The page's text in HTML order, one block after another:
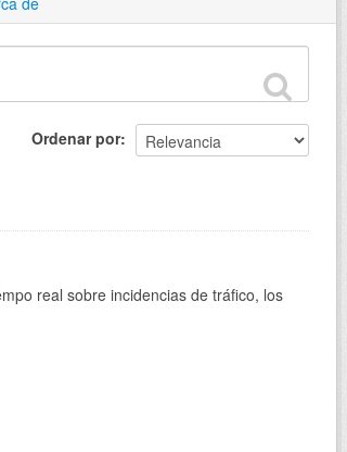
Ordenar por
real sobre incidencias de tráfico, los